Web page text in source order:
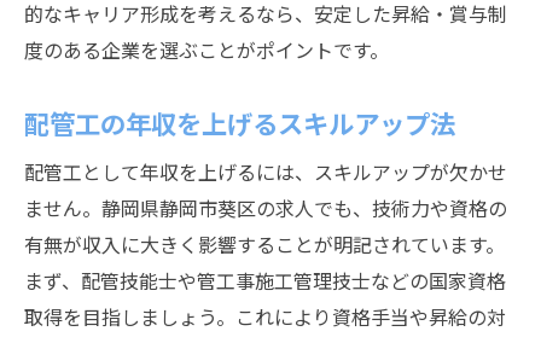
的なキャリア形成を考えるなら、安定した昇給・賞与制
度のある企業を選ぶことがポイントです。
配管工の年収を上げるスキルアップ法
配管工として年収を上げるには、スキルアップが欠かせ
ません。静岡県静岡市葵区の求人でも、技術力や資格の
有無が収入に大きく影響することが明記されています。
まず、配管技能士や管工事施工管理技士などの国家資格
取得を目指しましょう。これにより資格手当や昇給の対